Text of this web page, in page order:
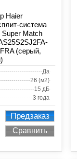
Haier
система
Match
(серый,
Да
26 (м2)
15 дБ
3 года
Предзаказ
Сравнить